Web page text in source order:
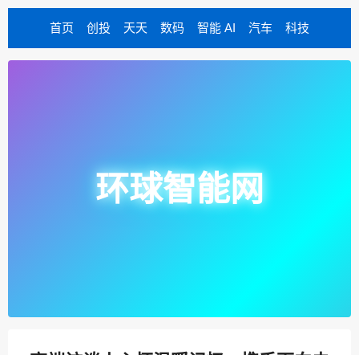
首页 创投 天天 数码 智能 AI 汽车 科技
环球智能网